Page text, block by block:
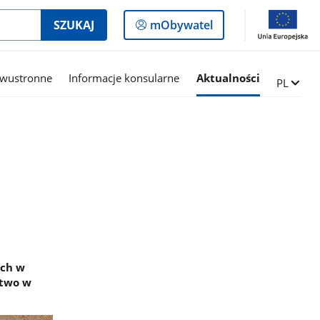
SZUKAJ
Logowanie
do
mObywatel
Informacje konsularne Aktualności Zmień
PL
w
w